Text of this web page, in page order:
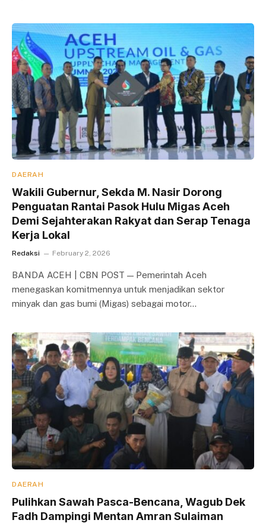
DAERAH
Wakili Gubernur, Sekda M. Nasir Dorong
Penguatan Rantai Pasok Hulu Migas Aceh
Demi Sejahterakan Rakyat dan Serap Tenaga
Kerja Lokal
Redaksi February 2, 2026
BANDA ACEH | CBN POST — Pemerintah Aceh
menegaskan komitmennya untuk menjadikan sektor
minyak dan gas bumi (Migas) sebagai motor…
DAERAH
Pulihkan Sawah Pasca-Bencana, Wagub Dek
Fadh Dampingi Mentan Amran Sulaiman